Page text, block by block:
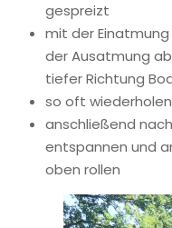
gespreizt
mit der
der Ausatmung
tiefer Richtung
so oft
anschließend
entspannen und
oben rollen